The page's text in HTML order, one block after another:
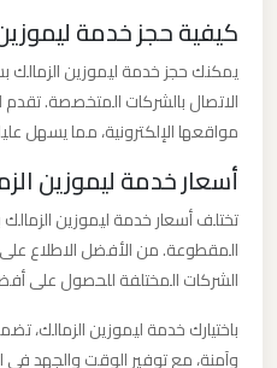
كيفية حجز خدمة
يمكنك حجز خدمة ليموزين الزمالك
الاتصال بالشركات المتخصصة.
مواقعها الإلكترونية، مما يسهل
أسعار خدمة ليموزين
تختلف أسعار خدمة ليموزين
المقطوعة. من الأفضل الاطلاع
الشركات المختلفة للحصول على
باختيارك خدمة ليموزين الزمالك،
وآمنة، مع توفير الوقت والجهد في
القاهرة
ليموزين
العرب
ليموزين